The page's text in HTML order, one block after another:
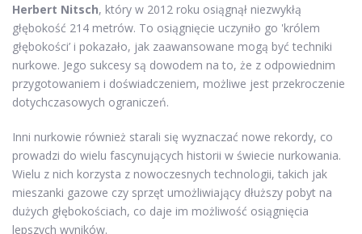
Herbert Nitsch, który w 2012 roku osiągnął niezwykłą
głębokość 214 metrów. To osiągnięcie uczyniło go 'królem
głębokości’ i pokazało, jak zaawansowane mogą być techniki
nurkowe. Jego sukcesy są dowodem na to, że z odpowiednim
przygotowaniem i doświadczeniem, możliwe jest przekroczenie
dotychczasowych ograniczeń.
Inni nurkowie również starali się wyznaczać nowe rekordy, co
prowadzi do wielu fascynujących historii w świecie nurkowania.
Wielu z nich korzysta z nowoczesnych technologii, takich jak
mieszanki gazowe czy sprzęt umożliwiający dłuższy pobyt na
dużych głębokościach, co daje im możliwość osiągnięcia
lepszych wyników.